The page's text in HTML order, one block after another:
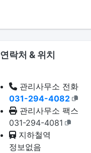
연락처 & 위치
관리사무소 전화
031-294-4082
관리사무소 팩스
031-294-4081
지하철역
정보없음